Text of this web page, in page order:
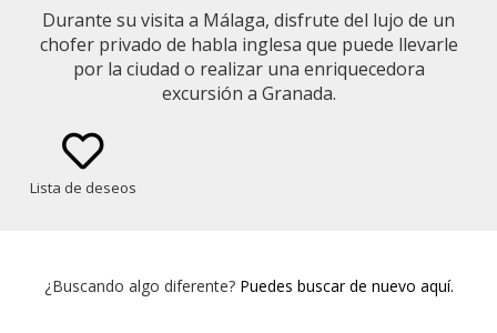
Durante su visita a Málaga, disfrute del lujo de un
chofer privado de habla inglesa que puede llevarle
por la ciudad o realizar una enriquecedora
excursión a Granada.
Lista de deseos
¿Buscando algo diferente? Puedes buscar de nuevo aquí.